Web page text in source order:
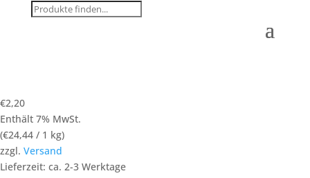
search
€2,20
Enthält 7% MwSt.
(€24,44 / 1 kg)
zzgl. Versand
Lieferzeit: ca. 2-3 Werktage